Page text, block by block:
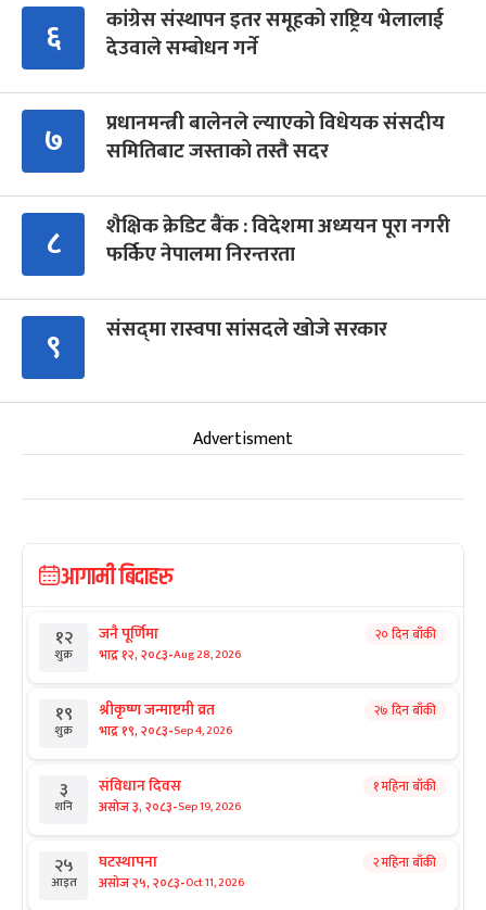
६
कांग्रेस संस्थापन इतर समूहको राष्ट्रिय भेलालाई
देउवाले सम्बोधन गर्ने
७
प्रधानमन्त्री बालेनले ल्याएको विधेयक संसदीय
समितिबाट जस्ताको तस्तै सदर
८
शैक्षिक क्रेडिट बैंक : विदेशमा अध्ययन पूरा नगरी
फर्किए नेपालमा निरन्तरता
९ संसद्‍मा रास्वपा सांसदले खोजे सरकार
Advertisment
आगामी बिदाहरु
१२
शुक्र
जनै पूर्णिमा
भाद्र १२, २०८३-Aug 28, 2026
२० दिन बाँकी
१९
शुक्र
श्रीकृष्ण जन्माष्टमी व्रत
भाद्र १९, २०८३-Sep 4, 2026
२७ दिन बाँकी
३
शनि
संविधान दिवस
असोज ३, २०८३-Sep 19, 2026
१ महिना बाँकी
२५
आइत
घटस्थापना
असोज २५, २०८३-Oct 11, 2026
२ महिना बाँकी